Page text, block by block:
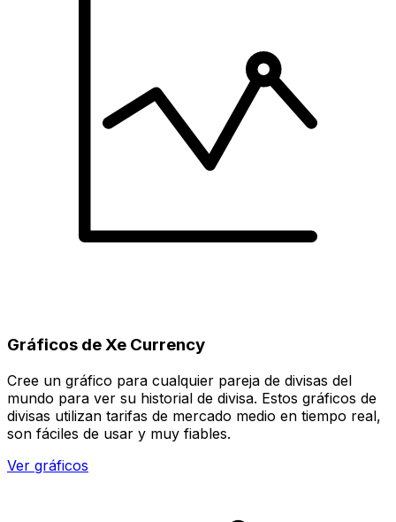
Gráficos de Xe Currency
Cree un gráfico para cualquier pareja de divisas del
mundo para ver su historial de divisa. Estos gráficos de
divisas utilizan tarifas de mercado medio en tiempo real,
son fáciles de usar y muy fiables.
Ver gráficos